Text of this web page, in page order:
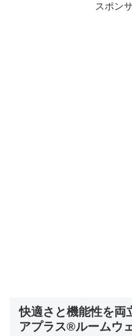
スポン
快適さと機能性を両
アプラス®ルームウェ